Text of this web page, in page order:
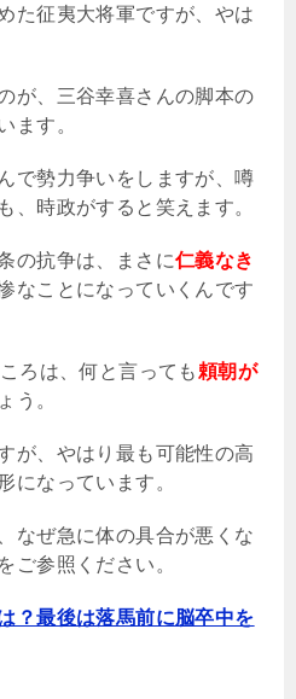
た征夷大将軍ですが、やは
が、三谷幸喜さんの脚本の
ます。
で勢力争いをしますが、噂
、時政がすると笑えます。
の抗争は、まさに仁義なき
なことになっていくんです
ろは、何と言っても 頼朝が
う。
が、やはり最も可能性の高
になっています。
なぜ急に体の具合が悪くな
ご参照ください。
？最後は落馬前に脳卒中を